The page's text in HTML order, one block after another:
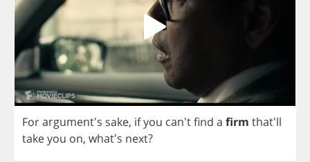
Forargument's sake, ifyou can'tfind a firm that'll
takeyou on, what's next?